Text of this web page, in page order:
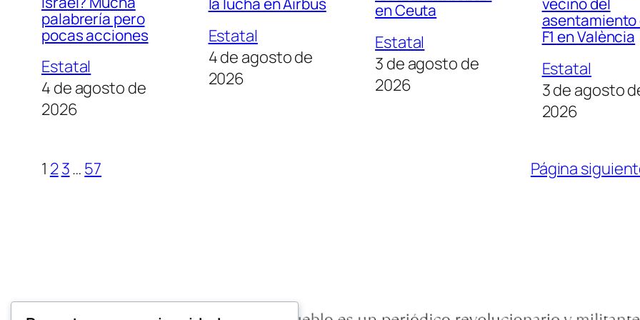
palabrería pero
pocas acciones
Estatal
4 de agosto de
2026
Estatal
4 de agosto de
2026
en Ceuta
Estatal
3 de agosto de
2026
asentamiento
F1 en València
Estatal
3 de agosto
2026
1 23… 57 Página